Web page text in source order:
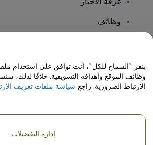
وظائف
مركز المساعدة / اتصل بنا
حقوق النشر © شركة فياجوجو المحدودة 2026
تفاصيل
بنقر "السماح للكل"، أنت توافق على استخدام
وظائف الموقع وأهدافه التسويقية. خلافًا لذلك،
الارتباط الضرورية. راجع سياسة ملفات تعريف
إدارة التفضيلات